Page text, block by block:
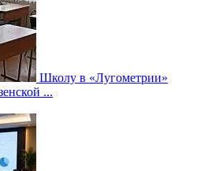
Школу в «Лугометрии»
...